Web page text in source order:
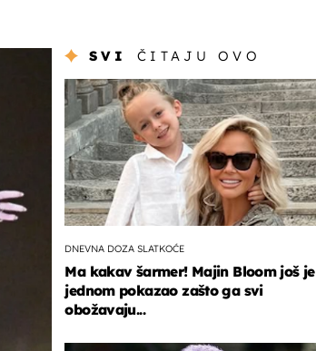
SVI ČITAJU OVO
DNEVNA DOZA SLATKOĆE
Ma kakav šarmer! Majin Bloom još je
jednom pokazao zašto ga svi
obožavaju...